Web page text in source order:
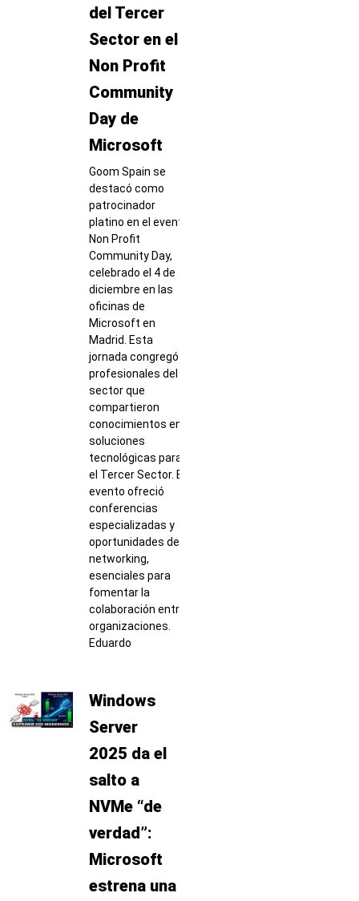
del Tercer
Sector en el
Non Profit
Community
Day de
Microsoft
Goom Spain se
destacó como
patrocinador
platino en el evento
Non Profit
Community Day,
celebrado el 4 de
diciembre en las
oficinas de
Microsoft en
Madrid. Esta
jornada congregó a
profesionales del
sector que
compartieron
conocimientos en
soluciones
tecnológicas para
el Tercer Sector. El
evento ofreció
conferencias
especializadas y
oportunidades de
networking,
esenciales para
fomentar la
colaboración entre
organizaciones.
Eduardo
Windows
Server
2025 da el
salto a
NVMe “de
verdad”:
Microsoft
estrena una